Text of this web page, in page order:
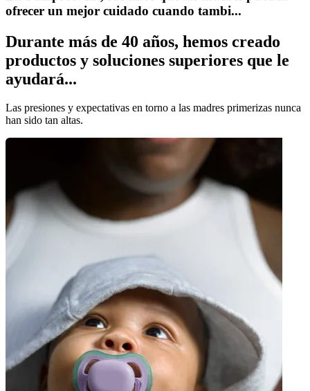
ofrecer un mejor cuidado cuando tambi...
Durante más de 40 años, hemos creado
productos y soluciones superiores que le
ayudará...
Las presiones y expectativas en torno a las madres primerizas nunca
han sido tan altas.